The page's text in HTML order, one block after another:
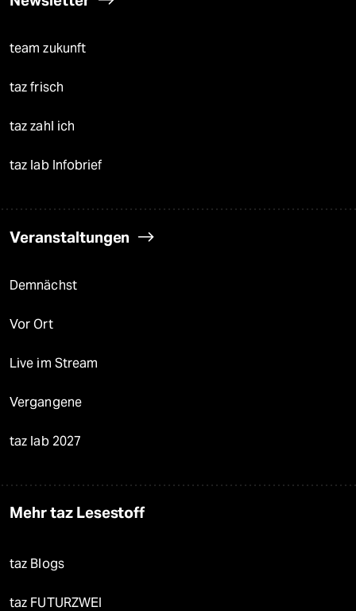
team zukunft
taz frisch
taz zahl ich
taz lab Infobrief
Veranstaltungen
Demnächst
Vor Ort
Live im Stream
Vergangene
taz lab 2027
Mehr taz Lesestoff
taz Blogs
taz FUTURZWEI